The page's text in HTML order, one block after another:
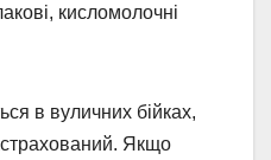
кисломолочні
в вуличних бійках,
Якщо